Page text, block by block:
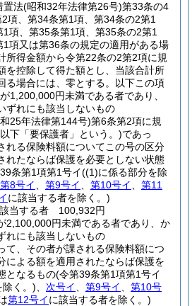
置法(昭和32年法律第26号)第33条の4
項、第34条第1項、第34条の2第1
項、第35条第1項、第35条の2第1
項又は第36条の規定の適用がある場
所得金額から令第22条の2第2項に規
を控除して得た額とし、当該合計所
る場合には、零とする。以下この項
が1,200,000円未満である者であり、
ずれにも該当しないもの
25年法律第144号)第6条第2項に規
下「要保護者」という。)であっ
れる保険料額についてこの号の区分
れたならば保護を必要としない状態
条第1項第1号イ((1)に係る部分を除
第8号イ 第9号イ 第10号イ
第11
に該当する者を除く。)
当する者 100,932円
2,100,000円未満である者であり、か
れにも該当しないもの
て、その者が課される保険料額につ
による額を適用されたならば保護を
となるもの(令第39条第1項第1号イ
除く。) 次号イ 第9号イ
第10号
第12号イに該当する者を除く。)